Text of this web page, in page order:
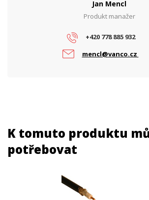
Jan Mencl
Produkt manažer
+420 778 885 932
mencl@vanco.cz
K tomuto produktu
potřebovat